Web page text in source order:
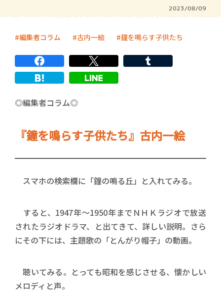
2023/08/09
編集者コラム 古内一絵 鐘を鳴らす子供たち
◎編集者コラム◎
『鐘を鳴らす子供たち』古内一絵
スマホの検索欄に「鐘の鳴る丘」と入れてみる。
すると、1947年～1950年までＮＨＫラジオで放送
されたラジオドラマ、と出てきて、詳しい説明。さら
にその下には、主題歌の「とんがり帽子」の動画。
聴いてみる。とっても昭和を感じさせる、懐かしい
メロディと声。